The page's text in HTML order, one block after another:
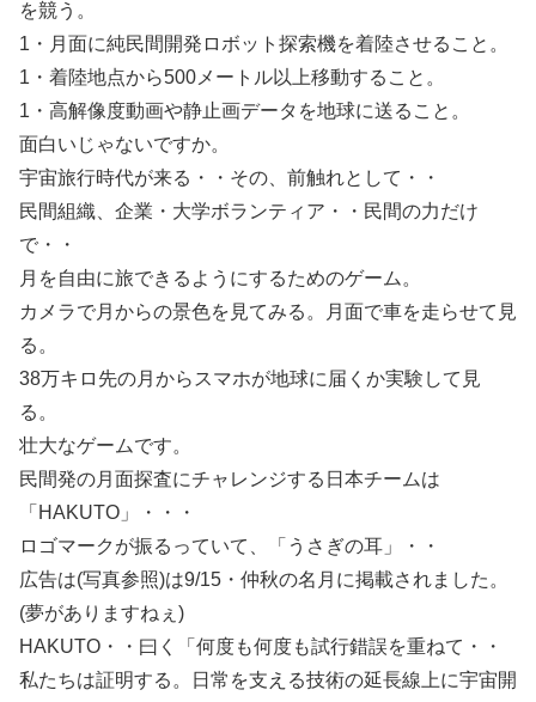
を競う。
1・月面に純民間開発ロボット探索機を着陸させること。
1・着陸地点から500メートル以上移動すること。
1・高解像度動画や静止画データを地球に送ること。
面白いじゃないですか。
宇宙旅行時代が来る・・その、前触れとして・・
民間組織、企業・大学ボランティア・・民間の力だけ
で・・
月を自由に旅できるようにするためのゲーム。
カメラで月からの景色を見てみる。月面で車を走らせて見
る。
38万キロ先の月からスマホが地球に届くか実験して見
る。
壮大なゲームです。
民間発の月面探査にチャレンジする日本チームは
「HAKUTO」・・・
ロゴマークが振るっていて、「うさぎの耳」・・
広告は(写真参照)は9/15・仲秋の名月に掲載されました。
(夢がありますねぇ)
HAKUTO・・曰く「何度も何度も試行錯誤を重ねて・・
私たちは証明する。日常を支える技術の延長線上に宇宙開